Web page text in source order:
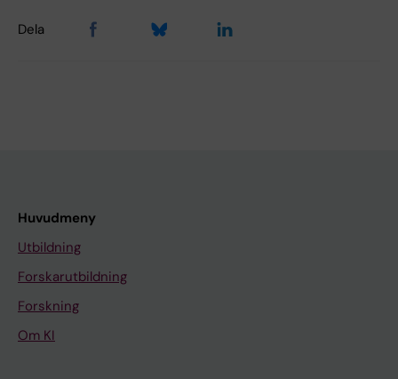
Dela
Huvudmeny
Utbildning
Forskarutbildning
Forskning
Om KI